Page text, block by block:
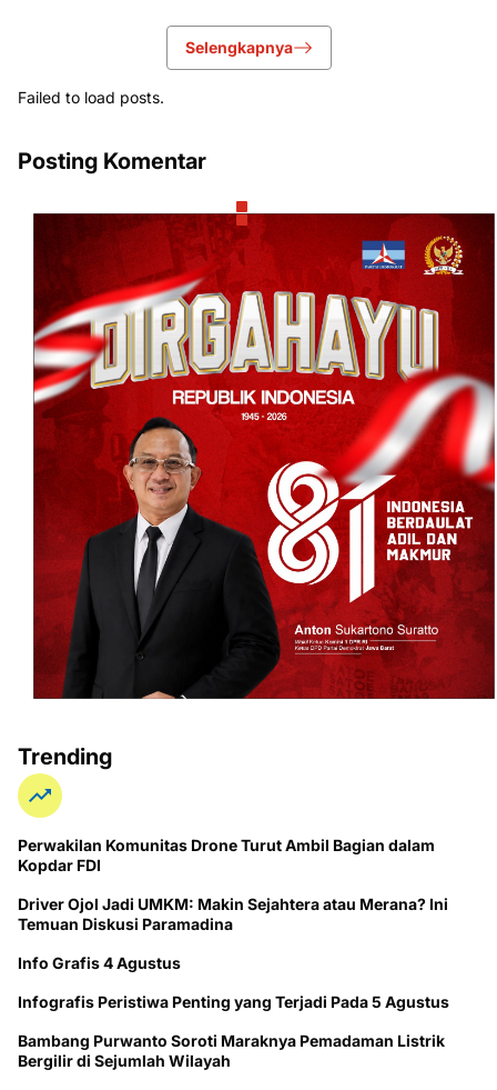
Selengkapnya
Failed to load posts.
Posting Komentar
Trending
Perwakilan Komunitas Drone Turut Ambil Bagian dalam
Kopdar FDI
Driver Ojol Jadi UMKM: Makin Sejahtera atau Merana? Ini
Temuan Diskusi Paramadina
Info Grafis 4 Agustus
Infografis Peristiwa Penting yang Terjadi Pada 5 Agustus
Bambang Purwanto Soroti Maraknya Pemadaman Listrik
Bergilir di Sejumlah Wilayah